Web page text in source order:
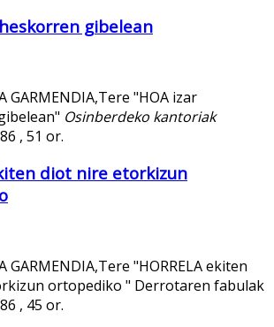
gibelean
GARMENDIA,Tere "HOA izar
Osinberdeko kantoriak
, 51 or.
diot nire etorkizun
GARMENDIA,Tere "HORRELA ekiten
ortopediko " Derrotaren fabulak
, 45 or.